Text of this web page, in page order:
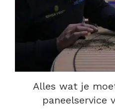
Alles wat je
paneelservice